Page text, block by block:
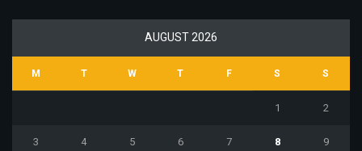
AUGUST 2026
M T W T F S S
1 2
3 4 5 6 7 8 9